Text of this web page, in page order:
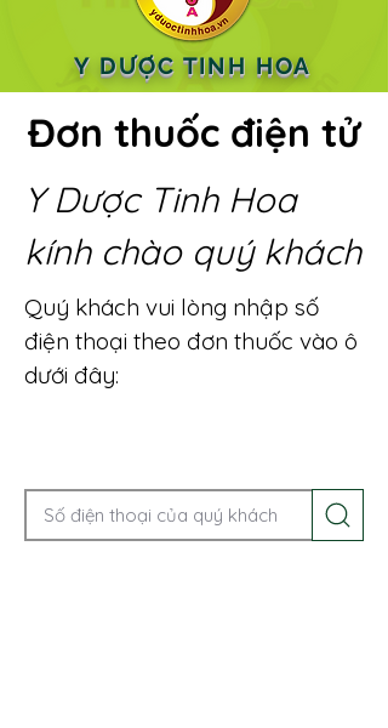
Y DƯỢC TINH HOA
Đơn thuốc điện tử
Y Dược Tinh Hoa
kính chào quý khách
Quý khách vui lòng nhập số
điện thoại theo đơn thuốc vào ô
dưới đây: